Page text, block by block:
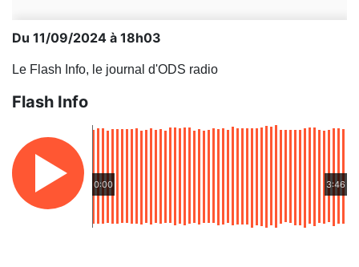
Du 11/09/2024 à 18h03
Le Flash Info, le journal d'ODS radio
Flash Info
0:00 3:46